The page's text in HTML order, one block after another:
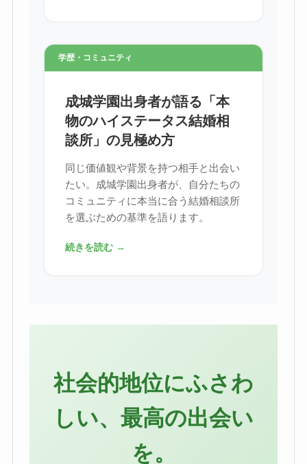
学歴・コミュニティ
成城学園出身者が語る「本
物のハイステータス結婚相
談所」の見極め方
同じ価値観や背景を持つ相手と出会い
たい。成城学園出身者が、自分たちの
コミュニティに本当に合う結婚相談所
を選ぶための基準を語ります。
続きを読む →
社会的地位にふさわ
しい、最高の出会い
を。